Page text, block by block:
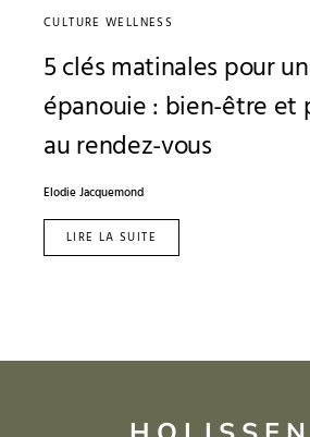
CULTURE WELLNESS
5 clés matinales pour
épanouie : bien-être
au rendez-vous
Elodie Jacquemond
LIRE LA SUITE